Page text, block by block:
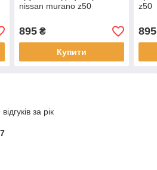
nissan murano z50
895₴
Купити
z50
895
за рік